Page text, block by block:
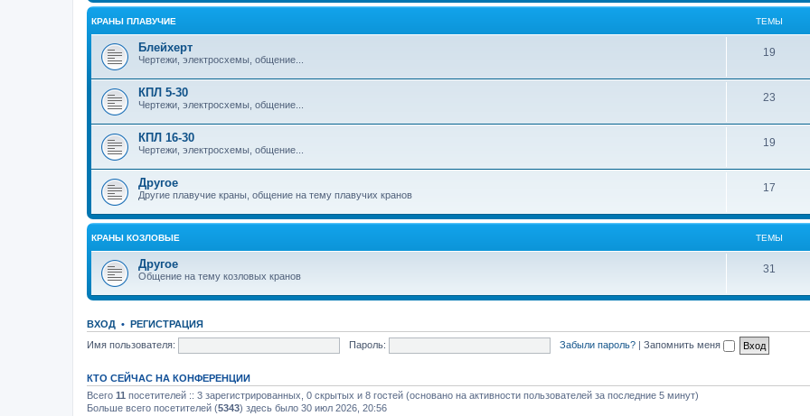
КРАНЫ ПЛАВУЧИЕ ТЕМЫ
Блейхерт
Чертежи, электросхемы, общение...
19
КПЛ 5-30
Чертежи, электросхемы, общение...
23
КПЛ 16-30
Чертежи, электросхемы, общение...
19
Другое
Другие плавучие краны, общение на тему плавучих кранов
17
КРАНЫ КОЗЛОВЫЕ ТЕМЫ
Другое
Общение на тему козловых кранов
31
ВХОД • РЕГИСТРАЦИЯ
Имя пользователя:
Пароль: Забыли пароль? | Запомнить меня
КТО СЕЙЧАС НА КОНФЕРЕНЦИИ
Всего 11 посетителей :: 3 зарегистрированных, 0 скрытых и 8 гостей (основано на активности пользователей за последние 5 минут)
Больше всего посетителей (5343) здесь было 30 июл 2026, 20:56